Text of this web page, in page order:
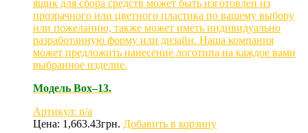
ящик для сбора средств может быть изготовлен из
прозрачного или цветного пластика по вашему выбору
или пожеланию, также может иметь индивидуально
разработанную форму или дизайн. Наша компания
может предложить нанесение логотипа на каждое вами
выбранное изделие.
Модель Box–13.
Артикул: n/a
Цена: 1,663.43грн. Добавить в корзину